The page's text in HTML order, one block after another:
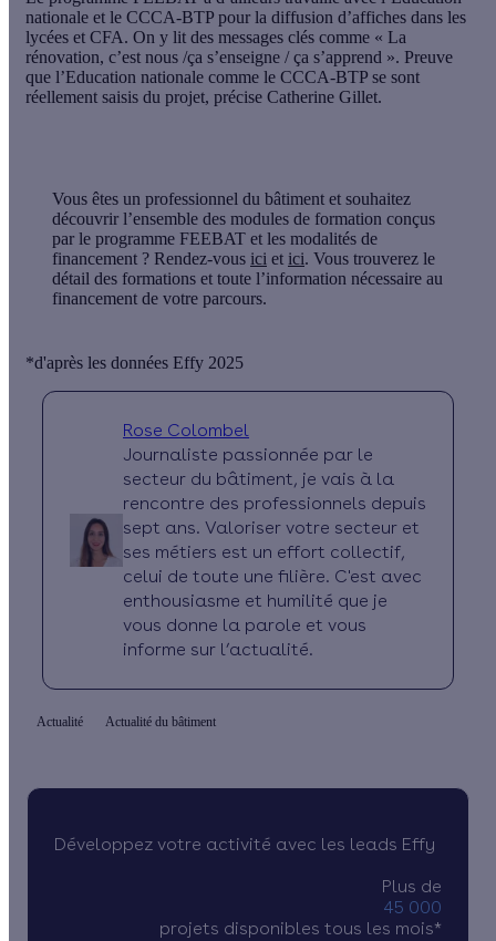
nationale et le CCCA-BTP pour la diffusion d’affiches dans les
lycées et CFA. On y lit des messages clés comme « La
rénovation, c’est nous /ça s’enseigne / ça s’apprend ». Preuve
que l’Education nationale comme le CCCA-BTP se sont
réellement saisis du projet, précise Catherine Gillet.
Vous êtes un professionnel du bâtiment et souhaitez
découvrir l’ensemble des modules de formation conçus
par le programme FEEBAT et les modalités de
financement ? Rendez-vous ici et ici. Vous trouverez le
détail des formations et toute l’information nécessaire au
financement de votre parcours.
*d'après les données Effy 2025
Rose Colombel
Journaliste passionnée par le
secteur du bâtiment, je vais à la
rencontre des professionnels depuis
sept ans. Valoriser votre secteur et
ses métiers est un effort collectif,
celui de toute une filière. C'est avec
enthousiasme et humilité que je
vous donne la parole et vous
informe sur l’actualité.
Actualité Actualité du bâtiment
Développez votre activité avec les leads Effy
Plus de
45 000
projets disponibles tous les mois*